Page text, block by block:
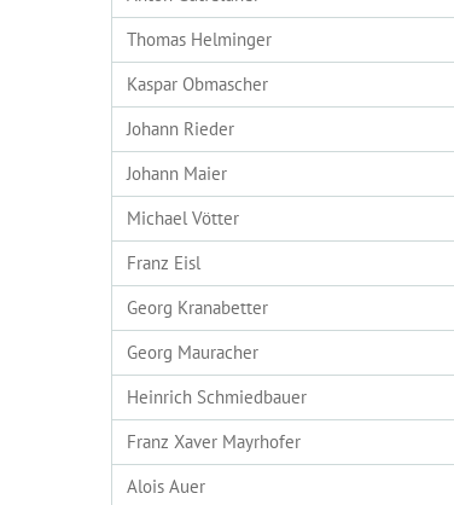
Thomas Helminger
Kaspar Obmascher
Johann Rieder
Johann Maier
Michael Vötter
Franz Eisl
Georg Kranabetter
Georg Mauracher
Heinrich Schmiedbauer
Franz Xaver Mayrhofer
Alois Auer